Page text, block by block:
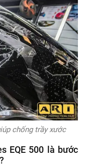
chống trầy xước
EQE 500 là bước